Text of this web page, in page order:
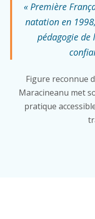
« Première
natation en
pédagogie de
Figure reconnue
Maracineanu met
pratique